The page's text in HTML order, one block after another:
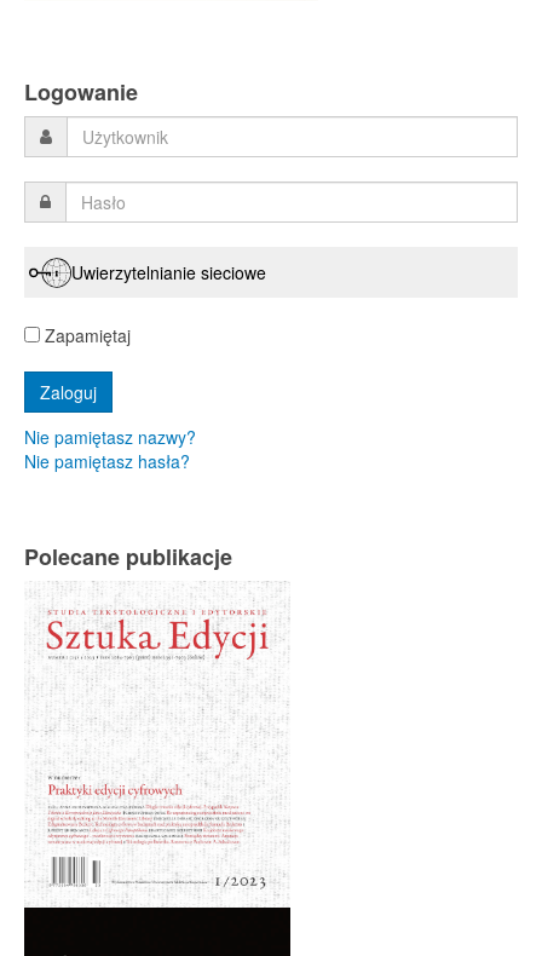
Logowanie
Uwierzytelnianie sieciowe
Zapamiętaj
Nie pamiętasz nazwy?
Nie pamiętasz hasła?
Polecane publikacje